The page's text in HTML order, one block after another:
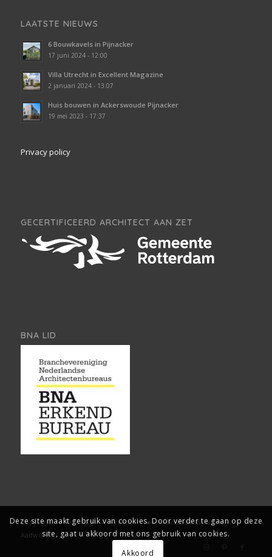
LAATSTE NIEUWS
6 Bouwkavels in Pijnacker
17 juni 2024 - 12:00
Villa Utrecht in Excellent Magazine
2 januari 2024 - 13:07
Huis bouwen in Ackerswoude Pijnacker
19 mei 2023 - 17:37
Privacy policy
GECERTIFICEERD ARCHITECT AAN ZET
BNA LID
Copyright, Architect2go. Alle rechten voorbehouden.Webdesign:
Aadwork
Deze site maakt gebruik van cookies. Door verder te gaan op deze
site, gaat u akkoord met ons gebruik van cookies.
Akkoord